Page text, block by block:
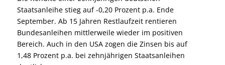
Staatsanleihe stieg auf -0,20 Prozent p.a. Ende
September. Ab 15 Jahren Restlaufzeit rentieren
Bundesanleihen mittlerweile wieder im positiven
Bereich. Auch in den USA zogen die Zinsen bis auf
1,48 Prozent p.a. bei zehnjährigen Staatsanleihen